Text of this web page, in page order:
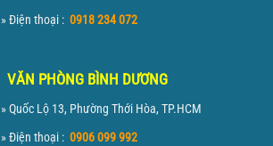
» Điện thoại : 0918 234 072
VĂN PHÒNG BÌNH DƯƠNG
» Quốc Lộ 13, Phường Thới Hòa, TP.HCM
» Điện thoại : 0906 099 992